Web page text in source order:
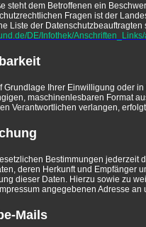
steht dem Betroffenen ein
Fragen ist der
Liste der
DE/Infothek/
Ihrer Einwilligung oder
maschinenlesbaren Format
Verantwortlichen verlangen,
Bestimmungen jederzeit
deren Herkunft und Empfänger
dieser Daten. Hierzu sowie zu
angegebenen Adresse an
Mails